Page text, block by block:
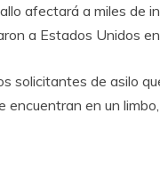
afectará a miles de
a Estados Unidos
solicitantes de asilo
en un